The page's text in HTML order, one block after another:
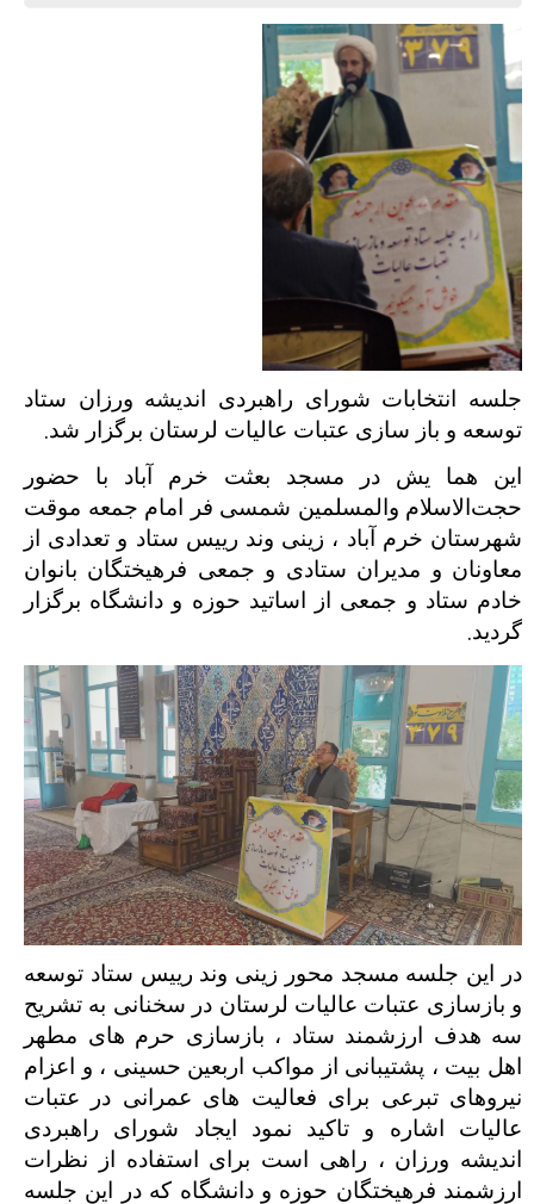
جلسه انتخابات شورای راهبردی اندیشه ورزان ستاد
توسعه و باز سازی عتبات عالیات لرستان برگزار شد.
این هما یش در مسجد بعثت خرم آباد با حضور
حجت‌الاسلام والمسلمین شمسی فر امام جمعه موقت
شهرستان خرم آباد ، زینی وند رییس ستاد و تعدادی از
معاونان و مدیران ستادی و جمعی فرهیختگان بانوان
خادم ستاد و جمعی از اساتید حوزه و دانشگاه برگزار
گردید.
در این جلسه مسجد محور زینی وند رییس ستاد توسعه
و بازسازی عتبات عالیات لرستان در سخنانی به تشریح
سه هدف ارزشمند ستاد ، بازسازی حرم های مطهر
اهل بیت ، پشتیبانی از مواکب اربعین حسینی ، و اعزام
نیروهای تبرعی برای فعالیت های عمرانی در عتبات
عالیات اشاره و تاکید نمود ایجاد شورای راهبردی
اندیشه ورزان ، راهی است برای استفاده از نظرات
ارزشمند فرهیختگان حوزه و دانشگاه که در این جلسه